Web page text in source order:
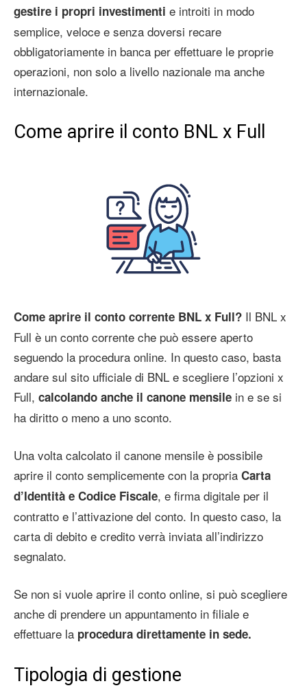
gestire i propri investimenti e introiti in modo
semplice, veloce e senza doversi recare
obbligatoriamente in banca per effettuare le proprie
operazioni, non solo a livello nazionale ma anche
internazionale.
Come aprire il conto BNL x Full
Come aprire il conto corrente BNL x Full? Il BNL x
Full è un conto corrente che può essere aperto
seguendo la procedura online. In questo caso, basta
andare sul sito ufficiale di BNL e scegliere l’opzioni x
Full, calcolando anche il canone mensile in e se si
ha diritto o meno a uno sconto.
Una volta calcolato il canone mensile è possibile
aprire il conto semplicemente con la propria Carta
d’Identità e Codice Fiscale, e firma digitale per il
contratto e l’attivazione del conto. In questo caso, la
carta di debito e credito verrà inviata all’indirizzo
segnalato.
Se non si vuole aprire il conto online, si può scegliere
anche di prendere un appuntamento in filiale e
effettuare la procedura direttamente in sede.
Tipologia di gestione